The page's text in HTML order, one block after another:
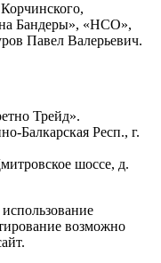
Бандеры», «НСО»,
Павел Валерьевич.
Трейд».
Балкарская Респ., г.
шоссе, д.
возможно